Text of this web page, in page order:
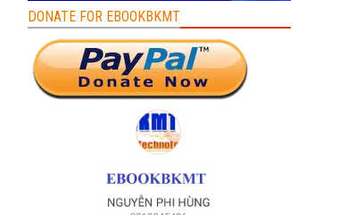
DONATE FOR EBOOKBKMT